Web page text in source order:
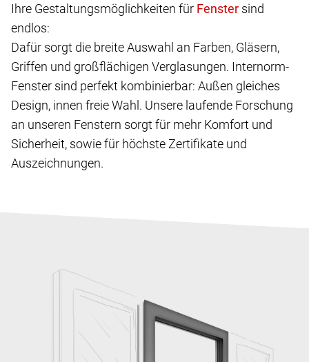
Ihre Gestaltungsmöglichkeiten für
sind
endlos:
Dafür sorgt die breite Auswahl an Farben, Gläsern,
Griffen und großflächigen Verglasungen. Internorm-
Fenster sind perfekt kombinierbar: Außen gleiches
Design, innen freie Wahl. Unsere laufende Forschung
an unseren Fenstern sorgt für mehr Komfort und
Sicherheit, sowie für höchste Zertifikate und
Auszeichnungen.